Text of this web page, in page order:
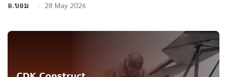
อ.บอม 28 May 2026